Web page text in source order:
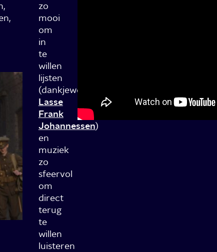
zo
mooi
om
in
te
willen
lijsten
(dankjewel
Lasse
Frank
Johannessen)
en
muziek
zo
sfeervol
om
direct
terug
te
willen
luisteren